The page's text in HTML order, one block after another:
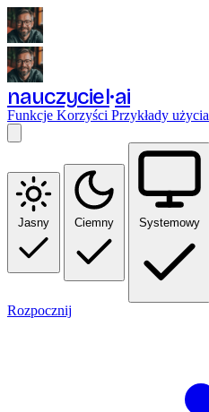
nauczyciel ai
Funkcje Korzyści Przykłady użycia
Jasny Ciemny Systemowy
Rozpocznij